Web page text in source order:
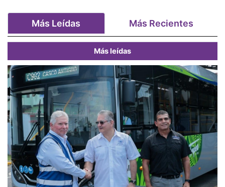
Más Leídas Más Recientes
Más leídas